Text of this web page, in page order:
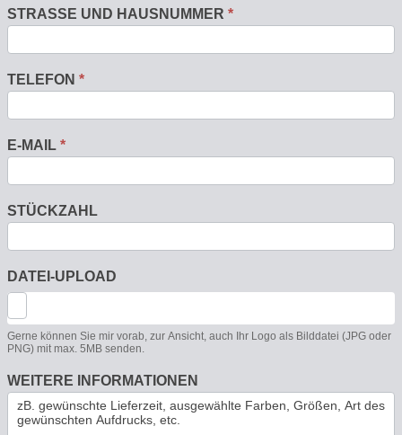
STRASSE UND HAUSNUMMER *
TELEFON *
E-MAIL *
STÜCKZAHL
DATEI-UPLOAD
Gerne können Sie mir vorab, zur Ansicht, auch Ihr Logo als Bilddatei (JPG oder
PNG) mit max. 5MB senden.
WEITERE INFORMATIONEN